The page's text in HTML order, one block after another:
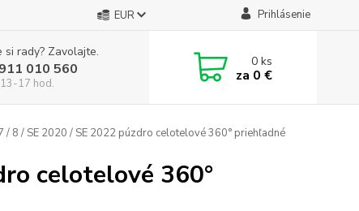
EUR Prihlásenie
si rady? Zavolajte.
010 560
17 hod.
0ks
za 0 €
/ 8 / SE 2020 / SE 2022 púzdro celotelové 360° priehľadné
celotelové 360°